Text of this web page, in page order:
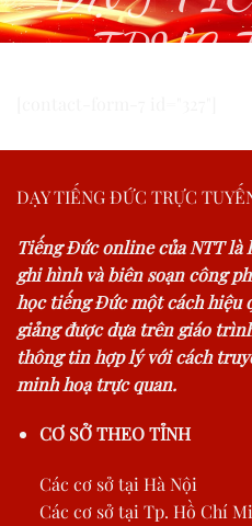
TRỰC
DẠY TIẾNG ĐỨC TRỰC
Tiếng Đức online của NTT là
ghi hình và biên soạn công
học tiếng Đức một cách hiệu
giảng được dựa trên giáo
thông tin hợp lý với cách
minh hoạ trực quan.
CƠ SỞ THEO TỈNH
Các cơ sở tại Hà Nội
Các cơ sở tại Tp. Hồ Chí